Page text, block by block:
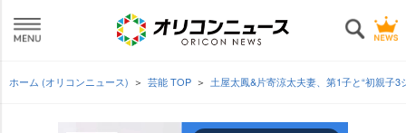
ホーム (オリコンニュース) 芸能 TOP 土屋太鳳&片寄涼太夫妻、第1子と“初親子